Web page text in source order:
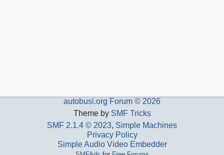
autobusi.org Forum © 2026
Theme by SMF Tricks
SMF 2.1.4 © 2023, Simple Machines
Privacy Policy
Simple Audio Video Embedder